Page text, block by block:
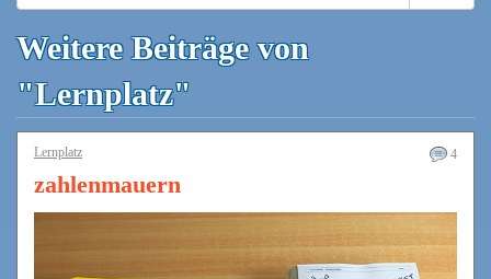
Weitere Beiträge von
"Lernplatz"
4
Lernplatz
zahlenmauern